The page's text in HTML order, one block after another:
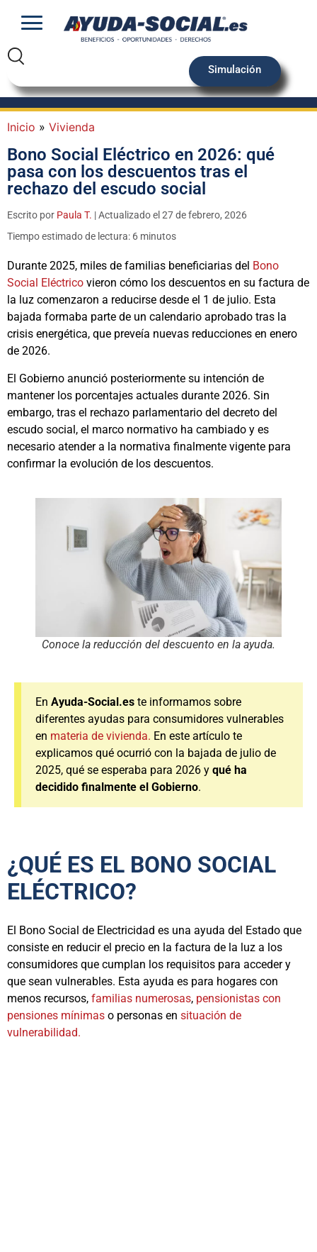
Simulación
Inicio » Vivienda
Bono Social Eléctrico en 2026: qué
pasa con los descuentos tras el
rechazo del escudo social
Escrito por Paula T. | Actualizado el 27 de febrero, 2026
Tiempo estimado de lectura: 6 minutos
Durante 2025, miles de familias beneficiarias del Bono
Social Eléctrico vieron cómo los descuentos en su factura de
la luz comenzaron a reducirse desde el 1 de julio. Esta
bajada formaba parte de un calendario aprobado tras la
crisis energética, que preveía nuevas reducciones en enero
de 2026.
El Gobierno anunció posteriormente su intención de
mantener los porcentajes actuales durante 2026. Sin
embargo, tras el rechazo parlamentario del decreto del
escudo social, el marco normativo ha cambiado y es
necesario atender a la normativa finalmente vigente para
confirmar la evolución de los descuentos.
Conoce la reducción del descuento en la ayuda.
En Ayuda-Social.es te informamos sobre
diferentes ayudas para consumidores vulnerables
en materia de vivienda. En este artículo te
explicamos qué ocurrió con la bajada de julio de
2025, qué se esperaba para 2026 y qué ha
decidido finalmente el Gobierno.
¿QUÉ ES EL BONO SOCIAL
ELÉCTRICO?
El Bono Social de Electricidad es una ayuda del Estado que
consiste en reducir el precio en la factura de la luz a los
consumidores que cumplan los requisitos para acceder y
que sean vulnerables. Esta ayuda es para hogares con
menos recursos, familias numerosas, pensionistas con
pensiones mínimas o personas en situación de
vulnerabilidad.